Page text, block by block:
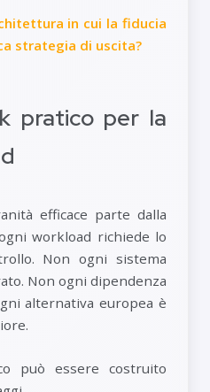
in cui la fiducia
strategia di uscita?
pratico per la
efficace parte dalla
workload richiede lo
Non ogni sistema
Non ogni dipendenza
alternativa europea è
può essere costruito